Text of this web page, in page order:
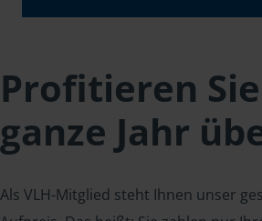
Profitieren
ganze Jahr
Als VLH-Mitglied steht Ihnen unser